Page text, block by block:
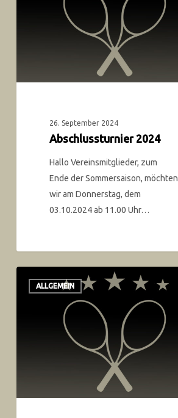
26. September 2024
Abschlussturnier 2024
Hallo Vereinsmitglieder, zum
Ende der Sommersaison, möchten
wir am Donnerstag, dem
03.10.2024 ab 11.00 Uhr…
ALLGEMEIN